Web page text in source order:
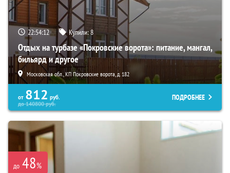
22:54:10 Купили:8
Отдых на турбазе «Покровские ворота»: питание, мангал,
бильярд и другое
Московская обл., КП Покровские ворота, д. 182
от 812 руб.
до140800руб.
ПОДРОБНЕЕ
до 48%